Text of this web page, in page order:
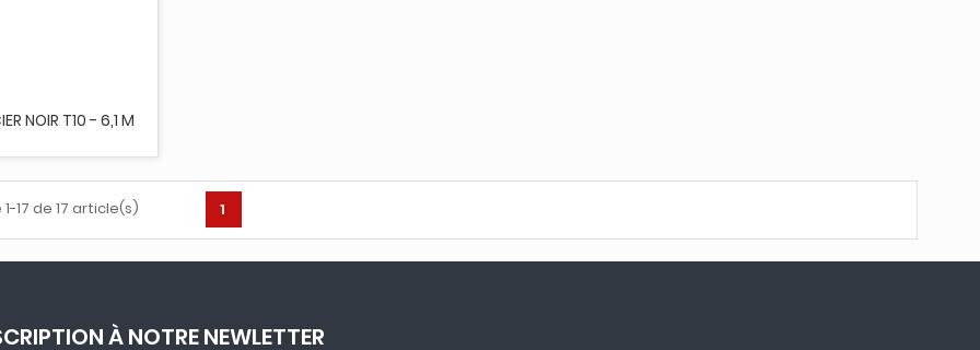
NOIR T10 - 6,1 M
17 de 17 article(s) 1
À NOTRE NEWLETTER